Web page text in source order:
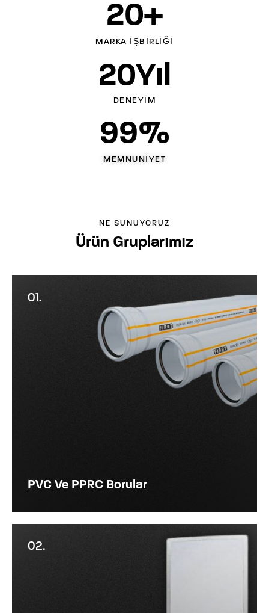
MARKA İŞBIRLIĞI
20+
DENEYIM
20Yıl
MEMNUNIYET
99%
NE SUNUYORUZ
Ürün Gruplarımız
01.
PVC Ve PPRC Borular
02.